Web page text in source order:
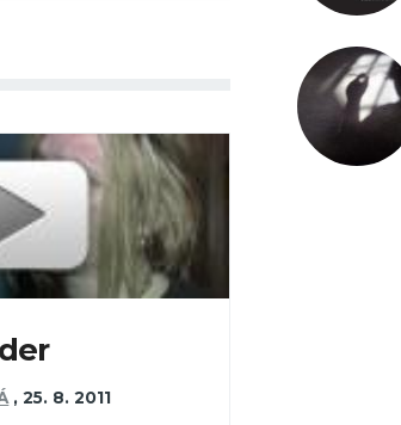
,25. 8. 2011